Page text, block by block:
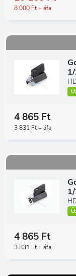
8 000 Ft + áfa
4 865 Ft
3 831 Ft + áfa
4 865 Ft
3 831 Ft + áfa